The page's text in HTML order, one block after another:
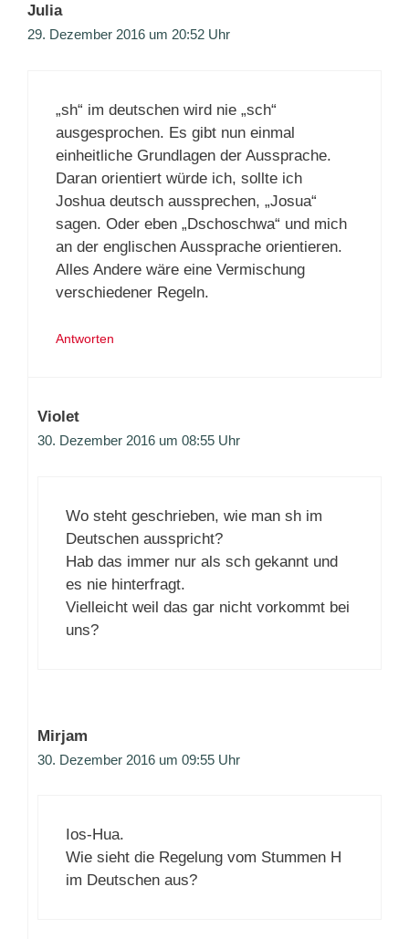
Julia
29. Dezember 2016 um 20:52 Uhr
„sh“ im deutschen wird nie „sch“
ausgesprochen. Es gibt nun einmal
einheitliche Grundlagen der Aussprache.
Daran orientiert würde ich, sollte ich
Joshua deutsch aussprechen, „Josua“
sagen. Oder eben „Dschoschwa“ und mich
an der englischen Aussprache orientieren.
Alles Andere wäre eine Vermischung
verschiedener Regeln.
Antworten
Violet
30. Dezember 2016 um 08:55 Uhr
Wo steht geschrieben, wie man sh im
Deutschen ausspricht?
Hab das immer nur als sch gekannt und
es nie hinterfragt.
Vielleicht weil das gar nicht vorkommt bei
uns?
Mirjam
30. Dezember 2016 um 09:55 Uhr
Ios-Hua.
Wie sieht die Regelung vom Stummen H
im Deutschen aus?